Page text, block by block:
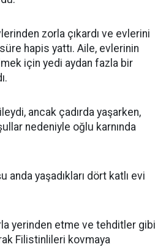
zorla çıkardı ve evlerini
hapis yattı. Aile, evlerinin
için yedi aydan fazla bir
ancak çadırda yaşarken,
nedeniyle oğlu karnında
anda yaşadıkları dört katlı evi
yerinden etme ve tehditler gibi
Filistinlileri kovmaya